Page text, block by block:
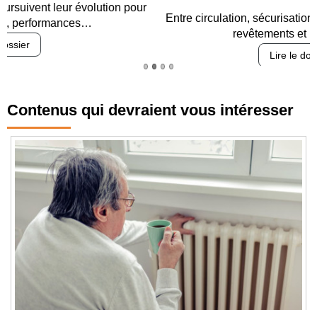
Entre circulation, sécurisation des accès, durabilité des
Contenus qui devraient vous intéresser